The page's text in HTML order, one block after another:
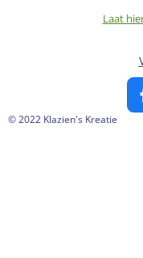
Laat
© 2022 Klazien's Kreatie